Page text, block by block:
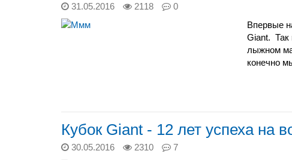
31.05.2016 2118
0
Впервые
Giant. Так
лыжном
конечно
Кубок Giant - 12 лет успеха на
30.05.2016 2310
7